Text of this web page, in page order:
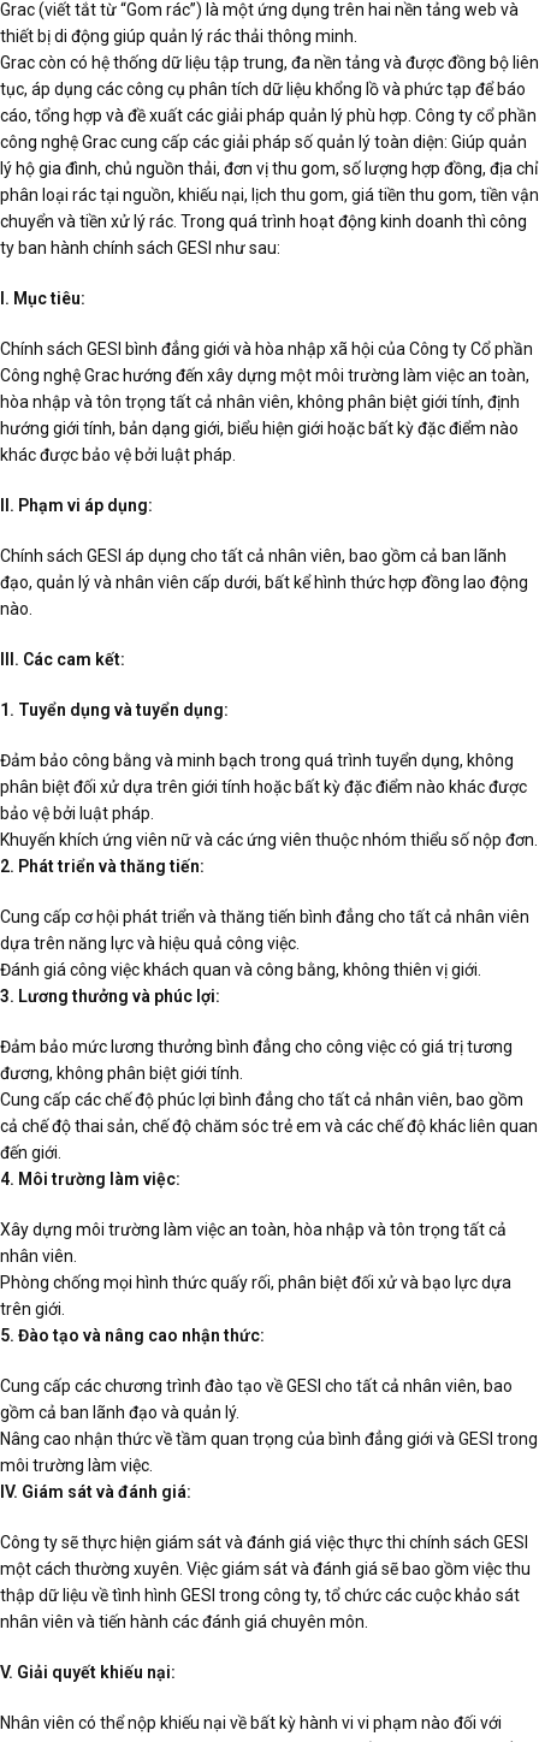
Grac (viết tắt từ “Gom rác”) là một ứng dụng trên hai nền tảng web và
thiết bị di động giúp quản lý rác thải thông minh.
Grac còn có hệ thống dữ liệu tập trung, đa nền tảng và được đồng bộ liên
tục, áp dụng các công cụ phân tích dữ liệu khổng lồ và phức tạp để báo
cáo, tổng hợp và đề xuất các giải pháp quản lý phù hợp. Công ty cổ phần
công nghệ Grac cung cấp các giải pháp số quản lý toàn diện: Giúp quản
lý hộ gia đình, chủ nguồn thải, đơn vị thu gom, số lượng hợp đồng, địa chỉ
phân loại rác tại nguồn, khiếu nại, lịch thu gom, giá tiền thu gom, tiền vận
chuyển và tiền xử lý rác. Trong quá trình hoạt động kinh doanh thì công
ty ban hành chính sách GESI như sau:
I. Mục tiêu:
Chính sách GESI bình đẳng giới và hòa nhập xã hội của Công ty Cổ phần
Công nghệ Grac hướng đến xây dựng một môi trường làm việc an toàn,
hòa nhập và tôn trọng tất cả nhân viên, không phân biệt giới tính, định
hướng giới tính, bản dạng giới, biểu hiện giới hoặc bất kỳ đặc điểm nào
khác được bảo vệ bởi luật pháp.
II. Phạm vi áp dụng:
Chính sách GESI áp dụng cho tất cả nhân viên, bao gồm cả ban lãnh
đạo, quản lý và nhân viên cấp dưới, bất kể hình thức hợp đồng lao động
nào.
III. Các cam kết:
1. Tuyển dụng và tuyển dụng:
Đảm bảo công bằng và minh bạch trong quá trình tuyển dụng, không
phân biệt đối xử dựa trên giới tính hoặc bất kỳ đặc điểm nào khác được
bảo vệ bởi luật pháp.
Khuyến khích ứng viên nữ và các ứng viên thuộc nhóm thiểu số nộp đơn.
2. Phát triển và thăng tiến:
Cung cấp cơ hội phát triển và thăng tiến bình đẳng cho tất cả nhân viên
dựa trên năng lực và hiệu quả công việc.
Đánh giá công việc khách quan và công bằng, không thiên vị giới.
3. Lương thưởng và phúc lợi:
Đảm bảo mức lương thưởng bình đẳng cho công việc có giá trị tương
đương, không phân biệt giới tính.
Cung cấp các chế độ phúc lợi bình đẳng cho tất cả nhân viên, bao gồm
cả chế độ thai sản, chế độ chăm sóc trẻ em và các chế độ khác liên quan
đến giới.
4. Môi trường làm việc:
Xây dựng môi trường làm việc an toàn, hòa nhập và tôn trọng tất cả
nhân viên.
Phòng chống mọi hình thức quấy rối, phân biệt đối xử và bạo lực dựa
trên giới.
5. Đào tạo và nâng cao nhận thức:
Cung cấp các chương trình đào tạo về GESI cho tất cả nhân viên, bao
gồm cả ban lãnh đạo và quản lý.
Nâng cao nhận thức về tầm quan trọng của bình đẳng giới và GESI trong
môi trường làm việc.
IV. Giám sát và đánh giá:
Công ty sẽ thực hiện giám sát và đánh giá việc thực thi chính sách GESI
một cách thường xuyên. Việc giám sát và đánh giá sẽ bao gồm việc thu
thập dữ liệu về tình hình GESI trong công ty, tổ chức các cuộc khảo sát
nhân viên và tiến hành các đánh giá chuyên môn.
V. Giải quyết khiếu nại:
Nhân viên có thể nộp khiếu nại về bất kỳ hành vi vi phạm nào đối với